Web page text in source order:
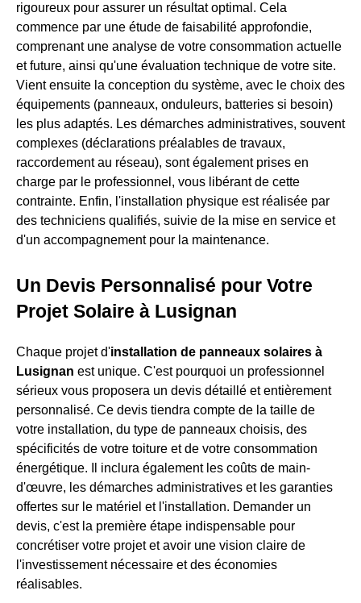
rigoureux pour assurer un résultat optimal. Cela
commence par une étude de faisabilité approfondie,
comprenant une analyse de votre consommation actuelle
et future, ainsi qu'une évaluation technique de votre site.
Vient ensuite la conception du système, avec le choix des
équipements (panneaux, onduleurs, batteries si besoin)
les plus adaptés. Les démarches administratives, souvent
complexes (déclarations préalables de travaux,
raccordement au réseau), sont également prises en
charge par le professionnel, vous libérant de cette
contrainte. Enfin, l'installation physique est réalisée par
des techniciens qualifiés, suivie de la mise en service et
d'un accompagnement pour la maintenance.
Un Devis Personnalisé pour Votre
Projet Solaire à Lusignan
Chaque projet d'installation de panneaux solaires à
Lusignan est unique. C'est pourquoi un professionnel
sérieux vous proposera un devis détaillé et entièrement
personnalisé. Ce devis tiendra compte de la taille de
votre installation, du type de panneaux choisis, des
spécificités de votre toiture et de votre consommation
énergétique. Il inclura également les coûts de main-
d'œuvre, les démarches administratives et les garanties
offertes sur le matériel et l'installation. Demander un
devis, c'est la première étape indispensable pour
concrétiser votre projet et avoir une vision claire de
l'investissement nécessaire et des économies
réalisables.